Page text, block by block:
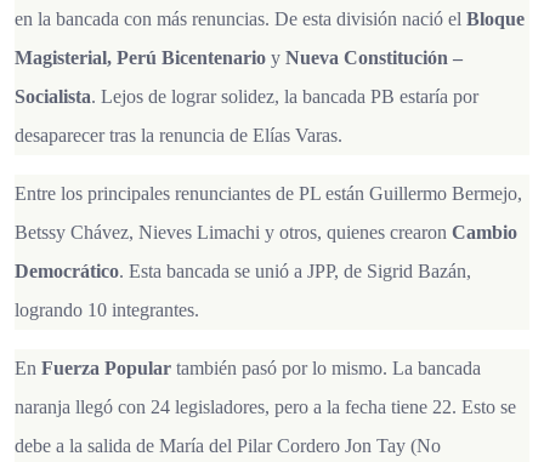
en la bancada con más renuncias. De esta división nació el Bloque
Magisterial, Perú Bicentenario y Nueva Constitución –
Socialista. Lejos de lograr solidez, la bancada PB estaría por
desaparecer tras la renuncia de Elías Varas.
Entre los principales renunciantes de PL están Guillermo Bermejo,
Betssy Chávez, Nieves Limachi y otros, quienes crearon Cambio
Democrático. Esta bancada se unió a JPP, de Sigrid Bazán,
logrando 10 integrantes.
En Fuerza Popular también pasó por lo mismo. La bancada
naranja llegó con 24 legisladores, pero a la fecha tiene 22. Esto se
debe a la salida de María del Pilar Cordero Jon Tay (No